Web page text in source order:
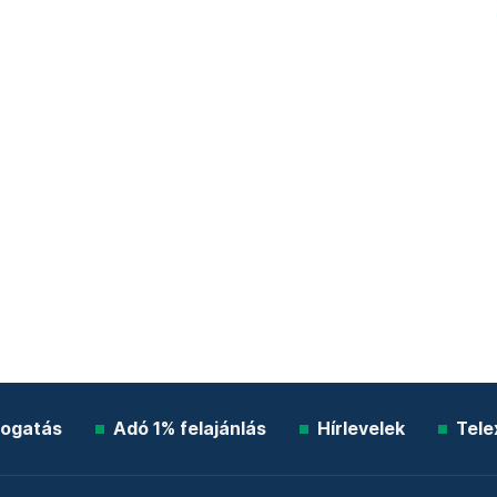
Adó 1% felajánlás Hírlevelek